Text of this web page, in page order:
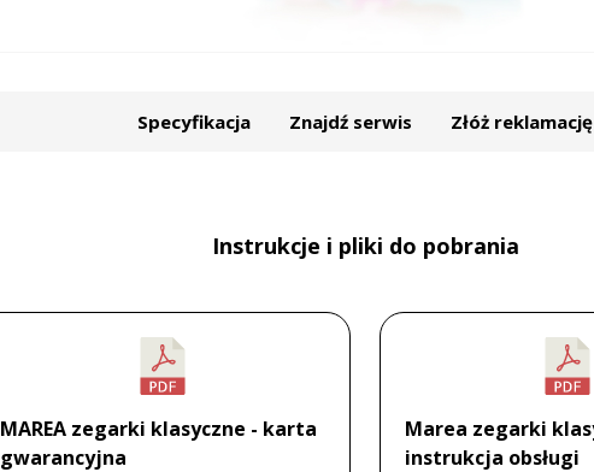
Specyfikacja Znajdź serwis Złóż reklamację
Instrukcje i pliki do pobrania
MAREA zegarki klasyczne - karta
gwarancyjna
Marea zegarki
instrukcja obsługi